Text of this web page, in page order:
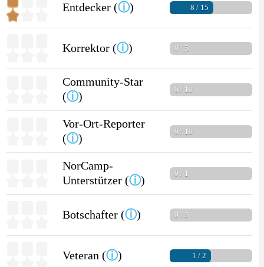
Entdecker (ⓘ) 8 / 15
Korrektor (ⓘ) 0 / 5
Community-Star
(ⓘ)
0 / 10
Vor-Ort-Reporter
(ⓘ)
0 / 10
NorCamp-
Unterstützer (ⓘ)
0 / 1
Botschafter (ⓘ) 0 / 3
Veteran (ⓘ) 1 / 2